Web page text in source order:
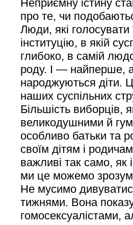
Неприємну істину
про те, чи
Люди, які
інституцію, в якій
глибоко, в самій
роду. І — найперше,
народжуються діти.
наших суспільних
Більшість виборців,
великодушними й
особливо батьки та
своїм дітям і
важливі так само, як
ми це можемо
Не мусимо
тижнями. Вона
гомосексуалістами,